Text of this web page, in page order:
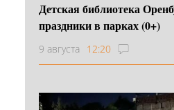
Детская библиотека
праздники в парках (0+)
9 августа 12:20